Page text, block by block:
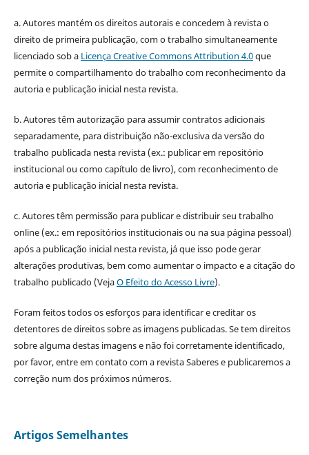
a. Autores mantém os direitos autorais e concedem à revista o
direito de primeira publicação, com o trabalho simultaneamente
licenciado sob a Licença Creative Commons Attribution 4.0que
permite o compartilhamento do trabalho com reconhecimento da
autoria e publicação inicial nesta revista.
b. Autores têm autorização para assumir contratos adicionais
separadamente, para distribuição não-exclusiva da versão do
trabalho publicada nesta revista (ex.: publicar em repositório
institucional ou como capítulo de livro), com reconhecimento de
autoria e publicação inicial nesta revista.
c. Autores têm permissão para publicar e distribuir seu trabalho
online (ex.: em repositórios institucionais ou na sua página pessoal)
após a publicação inicial nesta revista, já que isso pode gerar
alterações produtivas, bem como aumentar o impacto e a citação do
trabalho publicado (VejaO Efeito do Acesso Livre).
Foram feitos todos os esforços para identificar e creditar os
detentores de direitos sobre as imagens publicadas. Se tem direitos
sobre alguma destas imagens e não foi corretamente identificado,
por favor, entre em contato com a revista Saberes e publicaremos a
correção num dos próximos números.
Artigos Semelhantes